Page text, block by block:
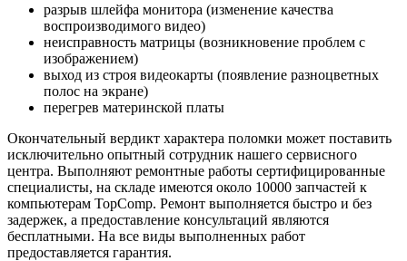
разрыв шлейфа монитора (изменение качества
воспроизводимого видео)
неисправность матрицы (возникновение проблем с
изображением)
выход из строя видеокарты (появление разноцветных
полос на экране)
перегрев материнской платы
Окончательный вердикт характера поломки может поставить
исключительно опытный сотрудник нашего сервисного
центра. Выполняют ремонтные работы сертифицированные
специалисты, на складе имеются около 10000 запчастей к
компьютерам TopComp. Ремонт выполняется быстро и без
задержек, а предоставление консультаций являются
бесплатными. На все виды выполненных работ
предоставляется гарантия.